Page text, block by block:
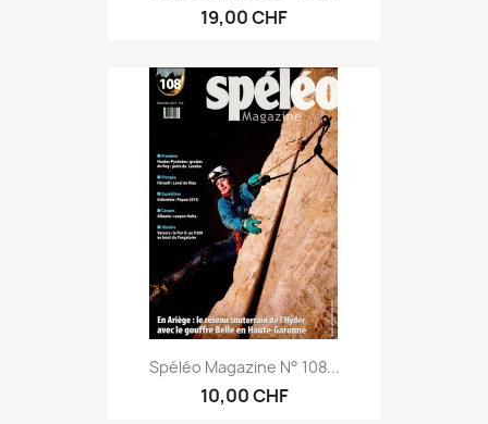
19,00 CHF
Spéléo Magazine N° 108...
10,00 CHF